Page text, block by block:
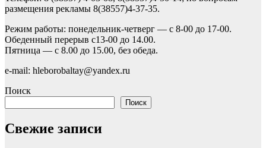
размещения рекламы 8(38557)4-37-35.
Режим работы: понедельник-четверг — с 8-00 до 17-00.
Обеденный перерыв с13-00 до 14.00.
Пятница — с 8.00 до 15.00, без обеда.
e-mail: hleborobaltay@yandex.ru
Поиск
Поиск
Свежие записи